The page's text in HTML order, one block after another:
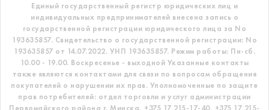
Единый государственный регистр юридических лиц и
индивидуальных предпринимателей внесена запись о
государственной регистрации юридического лица за No
193635857. Свидетельство о государственной регистрации: No
193635857 от 14.07.2022. УНП 193635857. Режим работы: Пн-сб.
10.00 - 19.00. Воскресенье - выходной Указанные контакты
также являются контактами для связи по вопросам обращения
покупателей о нарушении их прав. Уполномоченные по защите
прав потребителей: отдел торговли и услуг администрации
Первомайского района г. Минска, +375 17 215-17-40, +375 17 215-